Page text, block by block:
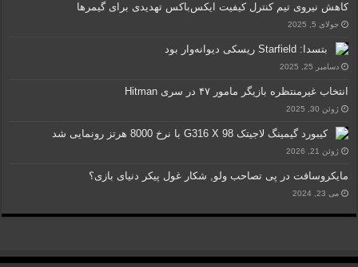
کاهش نیروی تیم کنترل کیفیت ایکس‌باکس تهدیدی برای گیمرها
جولای 5, 2025
بتسدا: Starfield ریسکی دیوانه‌وار بود
دسامبر 25, 2025
انتخاب غیرمنتظره بازیگر مامور ۴۷ در سری Hitman
ژوئن 30, 2025
کیبورد گیمینگ لاجیتک G316 X 98 با نرخ 8000 هرتز رونمایی شد
ژوئن 21, 2026
مایکروسافت در پی تصاحب ولو, شکار غول پیکر دنیای بازی؟
می 23, 2024